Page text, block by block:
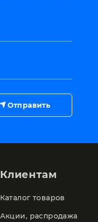
Отправить
Клиентам
Каталог товаров
Акции, распродажа